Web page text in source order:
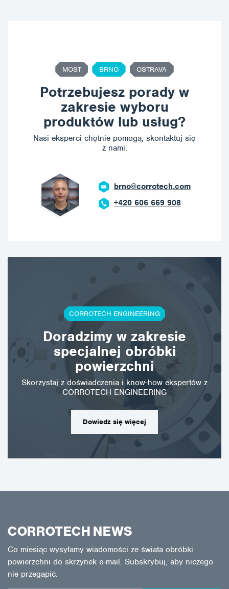
MOST BRNO OSTRAVA
Potrzebujesz porady w
zakresie wyboru
produktów lub usług?
Nasi eksperci chętnie pomogą, skontaktuj się
z nami.
brno@corrotech.com
+420 606 669 908
CORROTECH ENGINEERING
Doradzimy w zakresie
specjalnej obróbki
powierzchni
Skorzystaj z doświadczenia i know-how ekspertów z
CORROTECH ENGINEERING
Dowiedz się więcej
CORROTECH NEWS
Co miesiąc wysyłamy wiadomości ze świata obróbki
powierzchni do skrzynek e-mail. Subskrybuj, aby niczego
nie przegapić.